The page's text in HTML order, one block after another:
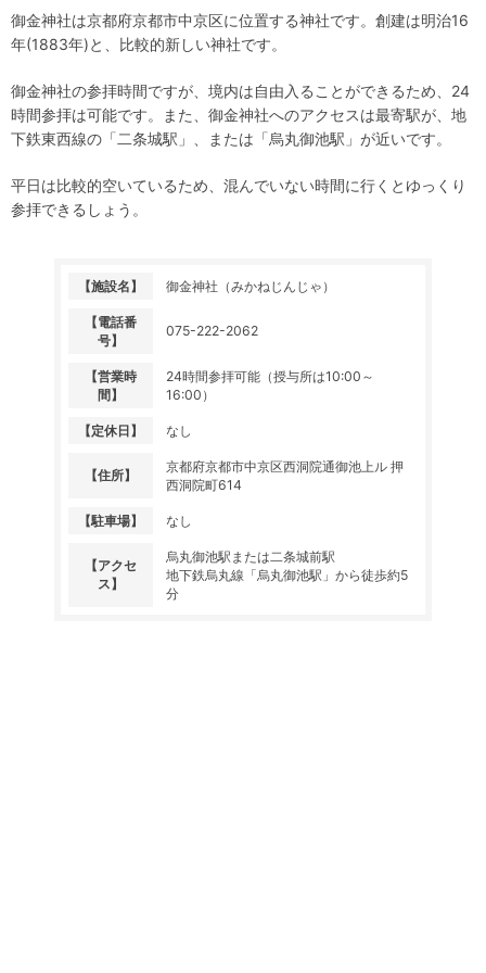
御金神社は京都府京都市中京区に位置する神社です。創建は明治16
年(1883年)と、比較的新しい神社です。
御金神社の参拝時間ですが、境内は自由入ることができるため、24
時間参拝は可能です。また、御金神社へのアクセスは最寄駅が、地
下鉄東西線の「二条城駅」、または「烏丸御池駅」が近いです。
平日は比較的空いているため、混んでいない時間に行くとゆっくり
参拝できるしょう。
【施設名】 御金神社（みかねじんじゃ）
【電話番
号】
075-222-2062
【営業時
間】
24時間参拝可能（授与所は10:00～
16:00）
【定休日】 なし
【住所】
京都府京都市中京区西洞院通御池上ル 押
西洞院町614
【駐車場】 なし
【アクセ
ス】
烏丸御池駅または二条城前駅
地下鉄烏丸線「烏丸御池駅」から徒歩約5
分